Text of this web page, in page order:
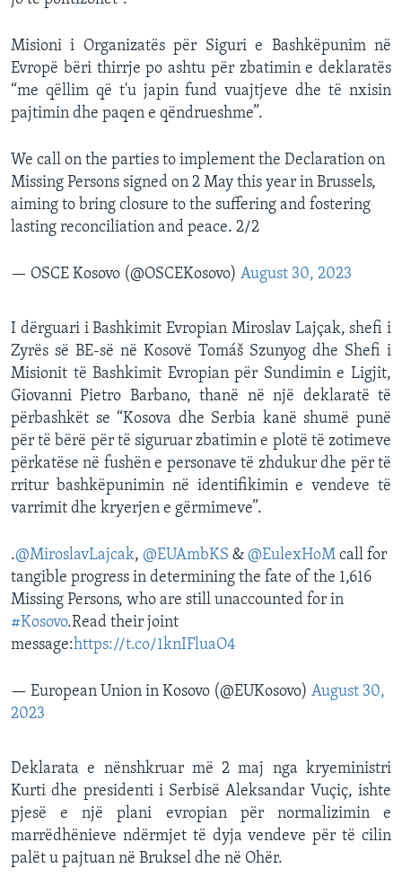
Misioni i Organizatës për Siguri e Bashkëpunim në
Evropë bëri thirrje po ashtu për zbatimin e deklaratës
“me qëllim që t'u japin fund vuajtjeve dhe të nxisin
pajtimin dhe paqen e qëndrueshme”.
We call on the parties to implement the Declaration on
Missing Persons signed on 2 May this year in Brussels,
aiming to bring closure to the suffering and fostering
lasting reconciliation and peace. 2/2
— OSCE Kosovo (@OSCEKosovo) August 30, 2023
I dërguari i Bashkimit Evropian Miroslav Lajçak, shefi i
Zyrës së BE-së në Kosovë Tomáš Szunyog dhe Shefi i
Misionit të Bashkimit Evropian për Sundimin e Ligjit,
Giovanni Pietro Barbano, thanë në një deklaratë të
përbashkët se “Kosova dhe Serbia kanë shumë punë
për të bërë për të siguruar zbatimin e plotë të zotimeve
përkatëse në fushën e personave të zhdukur dhe për të
rritur bashkëpunimin në identifikimin e vendeve të
varrimit dhe kryerjen e gërmimeve”.
.@MiroslavLajcak, @EUAmbKS & @EulexHoM call for
tangible progress in determining the fate of the 1,616
Missing Persons, who are still unaccounted for in
#Kosovo.Read their joint
message:https://t.co/1knIFluaO4
— European Union in Kosovo (@EUKosovo) August 30,
2023
Deklarata e nënshkruar më 2 maj nga kryeministri
Kurti dhe presidenti i Serbisë Aleksandar Vuçiç, ishte
pjesë e një plani evropian për normalizimin e
marrëdhënieve ndërmjet të dyja vendeve për të cilin
palët u pajtuan në Bruksel dhe në Ohër.